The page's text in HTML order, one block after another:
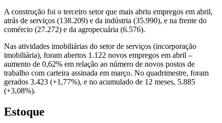
A construção foi o terceiro setor que mais abriu empregos em abril,
atrás de serviços (138.209) e da indústria (35.990), e na frente do
comércio (27.272) e da agropecuária (6.576).
Nas atividades imobiliárias do setor de serviços (incorporação
imobiliária), foram abertos 1.122 novos empregos em abril –
aumento de 0,62% em relação ao número de novos postos de
trabalho com carteira assinada em março. No quadrimestre, foram
gerados 3.423 (+1,77%), e no acumulado de 12 meses, 5.885
(+3,08%).
Estoque